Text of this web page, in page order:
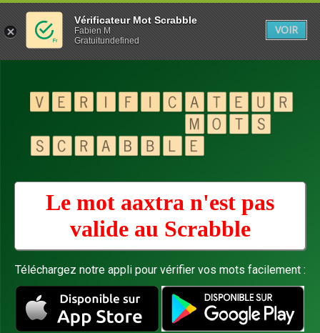
Le mot aaxtra n'est pas
valide au Scrabble
Téléchargez notre appli pour vérifier vos mots facilement :
Vérificateur Mot Scrabble
Fabien M
Gratuitundefined
VOIR